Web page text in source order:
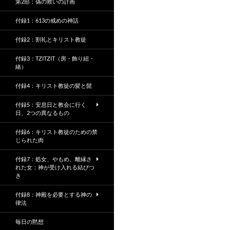
付録1：613の戒めの神話
付録2：割礼とキリスト教徒
付録3：TZITZIT（房・飾り紐・
緒）
付録4：キリスト教徒の髪と髭
付録5：安息日と教会に行く
日、2つの異なるもの
付録6：キリスト教徒のための禁
じられた肉
付録7：処女、やもめ、離縁さ
れた女：神が受け入れる結びつ
き
付録8：神殿を必要とする神の
律法
毎日の黙想